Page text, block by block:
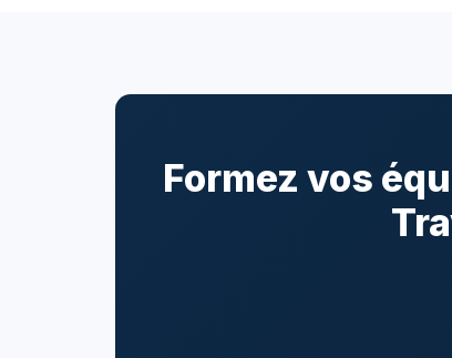
Formez vos